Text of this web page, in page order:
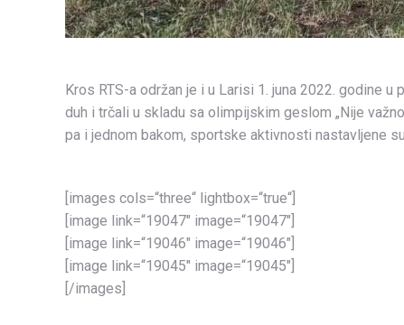
Kros RTS-a održan je i u Larisi 1. juna 2022. godine
duh i trčali u skladu sa olimpijskim geslom „Nije
pa i jednom bakom, sportske aktivnosti nastavljene
[images cols=“three“ lightbox=“true“]
[image link=“19047″ image=“19047″]
[image link=“19046″ image=“19046″]
[image link=“19045″ image=“19045″]
[/images]